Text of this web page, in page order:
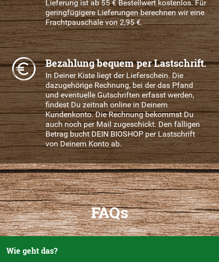
Lieferung ist ab 55 € Bestellwert kostenlos. Für
geringfügigere Lieferungen berechnen wir eine
Frachtpauschale von 2,95 €.
Bezahlung bequem per Lastschrift.
In Deiner Kiste liegt der Lieferschein. Die
dazugehörige Rechnung, bei der das Pfand
und eventuelle Gutschriften erfasst werden,
findest Du zeitnah online in Deinem
Kundenkonto. Die Rechnung bekommst Du
auch noch per Mail zugeschickt. Den fälligen
Betrag bucht DEIN BIOSHOP per Lastschrift
von Deinem Konto ab.
FAQs
Wie geht das?